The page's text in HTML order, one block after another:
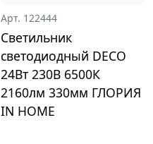
Арт. 122444
Светильник
светодиодный DECO
24Вт 230В 6500К
2160лм 330мм ГЛОРИЯ
IN HOME